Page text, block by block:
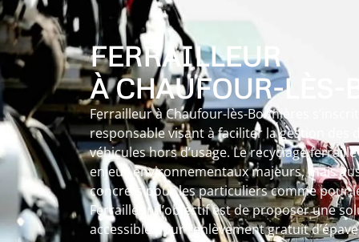
FERRAILLEUR
À CHAUFOUR-LÈS-
Ferrailleur à Chaufour-lès-Bonnières
responsable visant à faciliter la gestion des
véhicules hors d’usage. Le recyclage
enjeux environnementaux majeurs, mais
concrets pour les particuliers comme pour
Ferrailleur, l’objectif est de proposer une
accessible pour l’enlèvement gratuit